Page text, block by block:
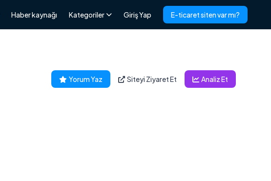
Haber kaynağı Kategoriler Giriş Yap E-ticaret siten var mı?
Yorum Yaz Siteyi Ziyaret Et Analiz Et